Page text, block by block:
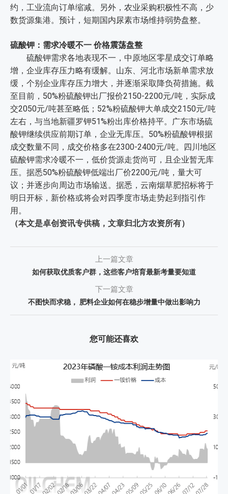
约，工业流向订单缩减。另外，农业采购积极性不高，少
数货源集港。预计，短期国内尿素市场维持弱势盘整。
硫酸钾：需求冷暖不一 价格震荡盘整
硫酸钾需求各地表现不一，中原地区零星成交订单略
增，企业库存压力略有缓解。山东、河北市场新单需求放
缓，个别企业库存压力增大，并逐渐采取降负荷措施。截
至目前，50%粉硫酸钾出厂报价2150-2200元/吨，实际成
交2050元/吨甚至略低；52%粉硫酸钾大单成交2150元/吨
左右，与当地新疆罗钾51%粉出库价格持平。广东市场硫
酸钾继续供应前期订单，企业无库压。50%粉硫酸钾根据
成交数量不同，成交价格多在2300-2400元/吨。四川地区
硫酸钾需求冷暖不一，低价货源走货尚可，且企业暂无库
压。据悉50%粉硫酸钾低端出厂价2200元/吨，量大可
议；并逐步向周边市场输送。据悉，云南烟草肥招标将于
明日开标，新价格或将会对四季度市场走势起到指引作
用。
（本文是卓创资讯专供稿，文章归北方农资所有）
上一篇文章
如何获取优质客户群，这些客户培育最新考量要知道
下一篇文章
不图快而求稳， 肥料企业如何在稳步增量中做出影响力
您可能还喜欢